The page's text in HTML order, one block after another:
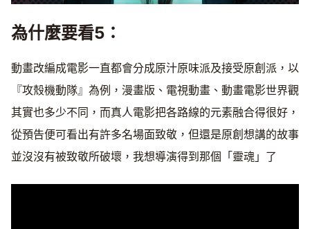
為什麼要看5：
動畫改編成電影一直都會分成原汁原味派及接受原創派，以
『攻殼機動隊』為例，漫畫版、電視動畫、動畫電影世界觀
其實也多少不同，而真人電影把各路線的元素融合得很好，
從預告便可看出有許多名場面致敬，但還是原創想講的故事
並沒沒有被致敬所破壞，我想導演得到那個「靈魂」了